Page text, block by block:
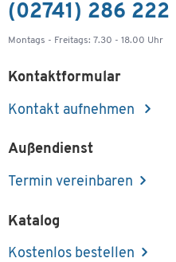
(02741) 286 222
Montags - Freitags: 7.30 - 18.00 Uhr
Kontaktformular
Kontakt aufnehmen
Außendienst
Termin vereinbaren
Katalog
Kostenlos bestellen